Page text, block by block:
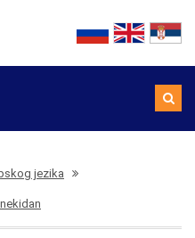
jezika